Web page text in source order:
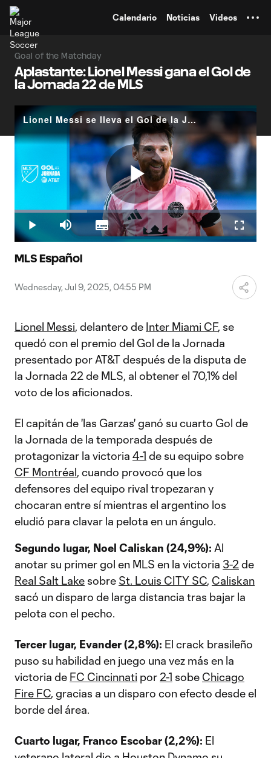
Calendario Noticias Videos
Goal of the Matchday
Aplastante: Lionel Messi gana el Gol de
la Jornada 22 de MLS
Lionel Messi se lleva el Gol de la Jornada 22 de MLS
Play
Play Mute
Loaded:
29.89%
Subtitles
MLS Español
Wednesday, Jul 9, 2025, 04:55 PM
Lionel Messi, delantero de Inter Miami CF, se
quedó con el premio del Gol de la Jornada
presentado por AT&T después de la disputa de
la Jornada 22 de MLS, al obtener el 70,1% del
voto de los aficionados.
El capitán de 'las Garzas' ganó su cuarto Gol de
la Jornada de la temporada después de
protagonizar la victoria 4-1 de su equipo sobre
CF Montréal, cuando provocó que los
defensores del equipo rival tropezaran y
chocaran entre sí mientras el argentino los
eludió para clavar la pelota en un ángulo.
Segundo lugar, Noel Caliskan (24,9%): Al
anotar su primer gol en MLS en la victoria 3-2de
Real Salt Lake sobre St. Louis CITY SC, Caliskan
sacó un disparo de larga distancia tras bajar la
pelota con el pecho.
Tercer lugar, Evander (2,8%): El crack brasileño
puso su habilidad en juego una vez más en la
victoria de FC Cincinnati por 2-1 sobe Chicago
Fire FC, gracias a un disparo con efecto desde el
borde del área.
Cuarto lugar, Franco Escobar (2,2%): El